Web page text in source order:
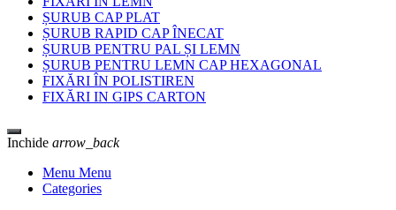
ȘURUB CAP PLAT
ȘURUB RAPID CAP ÎNECAT
ȘURUB PENTRU PAL ȘI LEMN
ȘURUB PENTRU LEMN CAP HEXAGONAL
FIXĂRI ÎN POLISTIREN
FIXĂRI IN GIPS CARTON
Inchide arrow_back
Menu Menu
Categories